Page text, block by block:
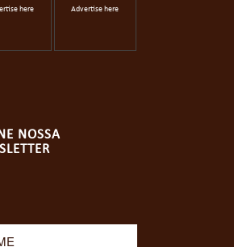
here Advertise here
NOSSA